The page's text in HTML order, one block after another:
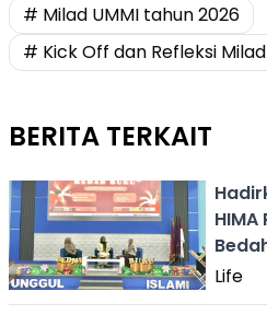
# Milad UMMI tahun 2026
# Kick Off dan Refleksi
BERITA TERKAIT
HIMA
Cinta
Life